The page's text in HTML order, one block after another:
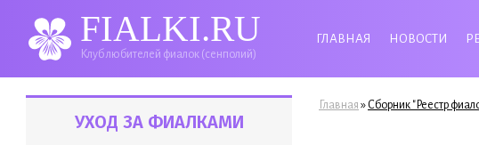
FIALKI.RU
Клуб любителей фиалок (сенполий)
ГЛАВНАЯ НОВОСТИ
УХОД ЗА ФИАЛКАМИ
Вы здесь
Главная » Сборник "Реестр